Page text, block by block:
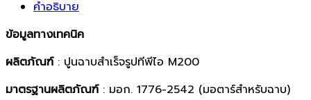
คำอธิบาย
ข้อมูลทางเทคนิค
ผลิตภัณฑ์: ปูนฉาบสำเร็จรูปทีพีไอ M200
มาตรฐานผลิตภัณฑ์: มอก. 1776-2542 (มอตาร์สำหรับฉาบ)